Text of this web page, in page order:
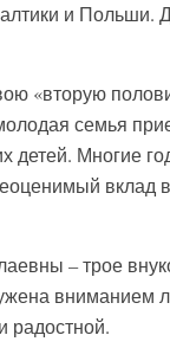
и
«вторую
семья
детей. Многие
вклад
– трое
вниманием
радостной.